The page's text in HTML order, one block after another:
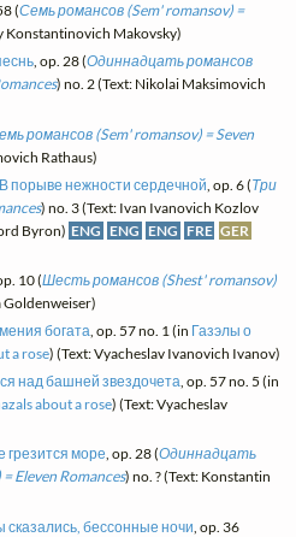
(Семь романсов (Sem' romansov) =
Konstantinovich Makovsky)
, op. 28 (Одиннадцать романсов
) no. 2 (Text: Nikolai Maksimovich
романсов (Sem' romansov) = Seven
Rathaus)
порыве нежности сердечной , op. 6 (Три
) no. 3 (Text: Ivan Ivanovich Kozlov
Byron) ENG ENG ENG FRE GER
10 (Шесть романсов (Shest' romansov)
Goldenweiser)
богата , op. 57 no. 1 (in Газэлы о
a rose) (Text: Vyacheslav Ivanovich Ivanov)
над башней звездочета , op. 57 no. 5 (in
about a rose) (Text: Vyacheslav
грезится море, op. 28 (Одиннадцать
Eleven Romances) no. ? (Text: Konstantin
сказались, бессонные ночи , op. 36